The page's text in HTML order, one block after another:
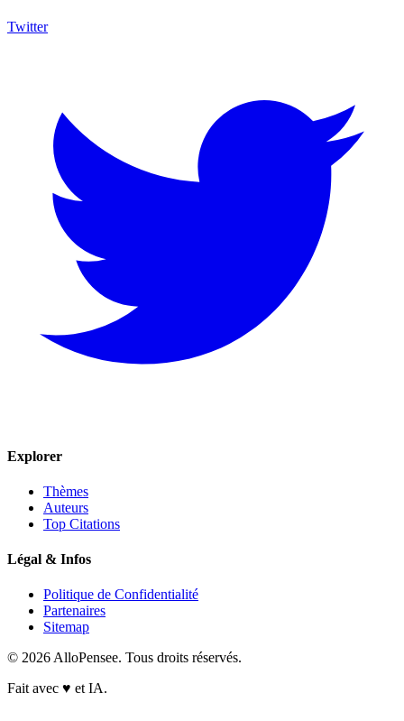
Twitter
Explorer
Thèmes
Auteurs
Top Citations
Légal & Infos
Politique de Confidentialité
Partenaires
Sitemap
© 2026 AlloPensee. Tous droits réservés.
Fait avec ♥ et IA.